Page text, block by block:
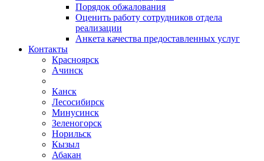
Порядок обжалования
Оценить работу сотрудников отдела
реализации
Анкета качества предоставленных услуг
Контакты
Красноярск
Ачинск
Канск
Лесосибирск
Минусинск
Зеленогорск
Норильск
Кызыл
Абакан